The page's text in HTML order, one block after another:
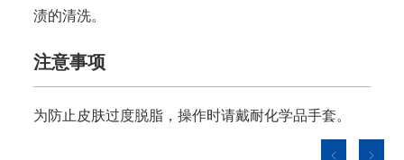
渍的清洗。
注意事项
为防止皮肤过度脱脂，操作时请戴耐化学品手套。